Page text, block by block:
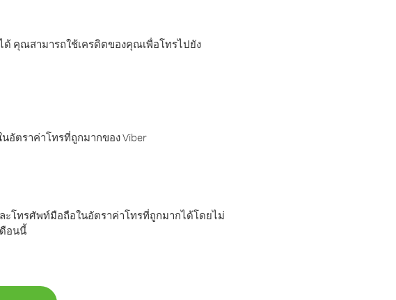
ด้ คุณสามารถใช้เครดิตของคุณเพื่อโทรไปยัง
อัตราค่าโทรที่ถูกมากของ Viber
ะโทรศัพท์มือถือในอัตราค่าโทรที่ถูกมากได้โดยไม่
อนนี้